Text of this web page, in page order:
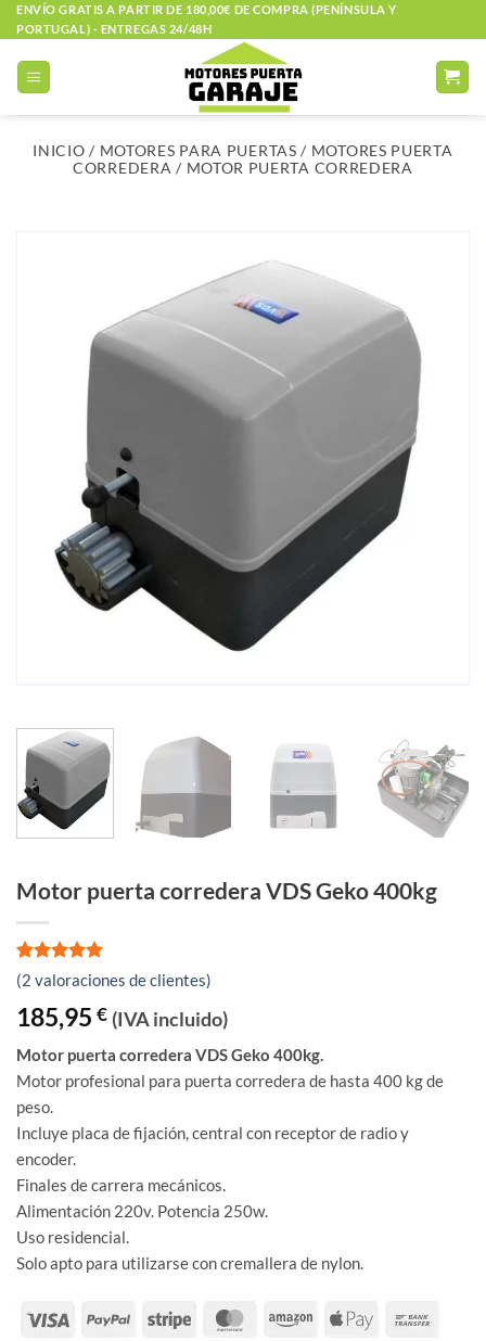
Saltar
al
contenido
ENVÍO GRATIS A PARTIR DE 180,00€ DE COMPRA (PENÍNSULA Y
PORTUGAL) - ENTREGAS 24/48H
INICIO / MOTORES PARA PUERTAS / MOTORES PUERTA
CORREDERA / MOTOR PUERTA CORREDERA
Motor puerta corredera VDS Geko 400kg
Valorado
con
en base a
2
valoraciones
de clientes
(2 valoraciones de clientes)
185,95 € (IVA incluido)
Motor puerta corredera VDS Geko 400kg.
Motor profesional para puerta corredera de hasta 400 kg de
peso.
Incluye placa de fijación, central con receptor de radio y
encoder.
Finales de carrera mecánicos.
Alimentación 220v. Potencia 250w.
Uso residencial.
Solo apto para utilizarse con cremallera de nylon.